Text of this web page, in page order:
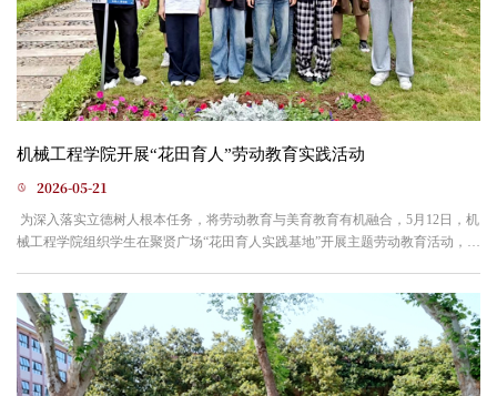
机械工程学院开展“花田育人”劳动教育实践活动
2026-05-21
为深入落实立德树人根本任务，将劳动教育与美育教育有机融合，5月12日，机
械工程学院组织学生在聚贤广场“花田育人实践基地”开展主题劳动教育活动，让
列工序。有的同学负责整理花苗，有的专注于松土整地，有的小心翼翼地将花
卉栽种到规划好的区域内。尽管泥土沾满了双手和裤脚，但...